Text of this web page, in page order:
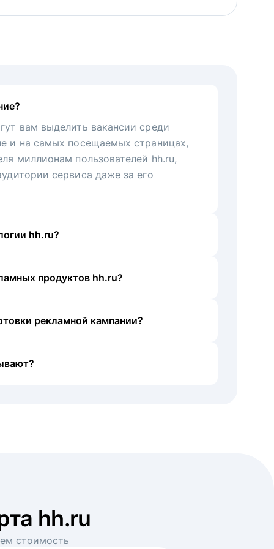
вам выделить вакансии среди
и на самых посещаемых страницах,
миллионам пользователей hh.ru,
сервиса даже за его
hh.ru?
продуктов hh.ru?
рекламной кампании?
hh.ru
стоимость